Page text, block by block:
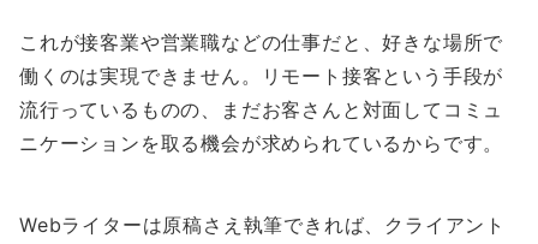
これが接客業や営業職などの仕事だと、好きな場所で
働くのは実現できません。リモート接客という手段が
流行っているものの、まだお客さんと対面してコミュ
ニケーションを取る機会が求められているからです。
Webライターは原稿さえ執筆できれば、クライアント